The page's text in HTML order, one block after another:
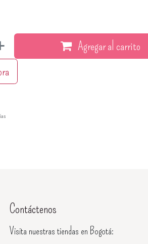
Agregar al carrito
Contáctenos
Visita nuestras tiendas en Bogotá: